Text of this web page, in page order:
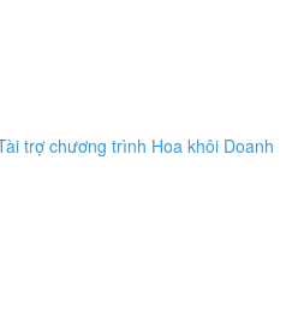
trợ chương trình Hoa khôi Doanh